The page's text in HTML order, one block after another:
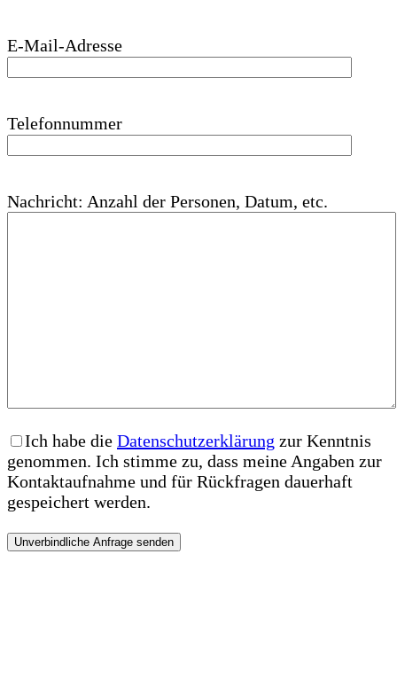
E-Mail-Adresse
Telefonnummer
Nachricht: Anzahl der Personen, Datum, etc.
Ich habe die Datenschutzerklärung zur Kenntnis
genommen. Ich stimme zu, dass meine Angaben zur
Kontaktaufnahme und für Rückfragen dauerhaft
gespeichert werden.